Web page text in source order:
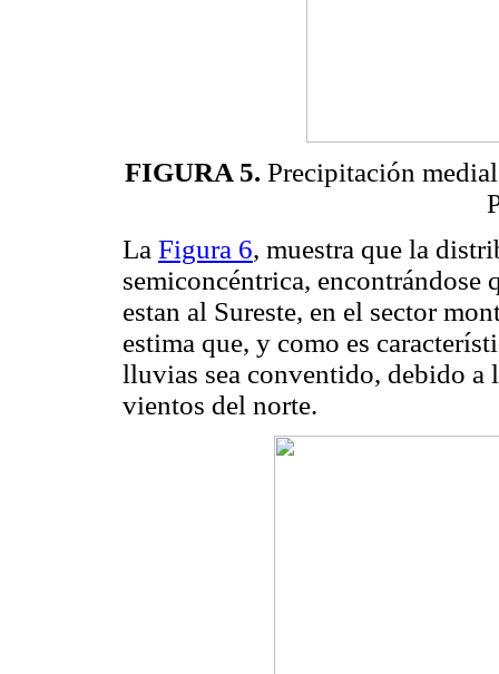
FIGURA 5. Precipitación
La Figura 6, muestra que la
semiconcéntrica, encontrándose
estan al Sureste, en el sector
estima que, y como es
lluvias sea conventido, debido a
vientos del norte.